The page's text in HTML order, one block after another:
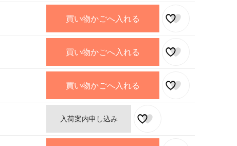
買い物かごへ入れる
買い物かごへ入れる
買い物かごへ入れる
入荷案内申し込み